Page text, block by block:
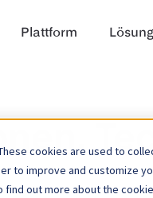
cookies are used to
to improve and customize
out more about the
Plattform